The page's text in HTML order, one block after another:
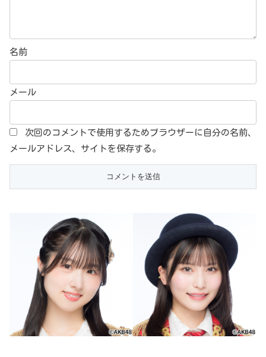
名前
メール
次回のコメントで使用するためブラウザーに自分の名前、
メールアドレス、サイトを保存する。